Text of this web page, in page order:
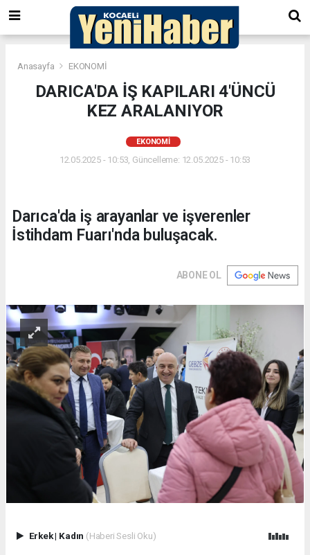
Anasayfa EKONOMİ
DARICA'DA İŞ KAPILARI 4'ÜNCÜ
KEZ ARALANIYOR
EKONOMİ
12.05.2025 - 10:53, Güncelleme: 12.05.2025 - 10:53
Darıca'da iş arayanlar ve işverenler
İstihdam Fuarı'nda buluşacak.
ABONE OL
Erkek| Kadın (Haberi Sesli Oku)